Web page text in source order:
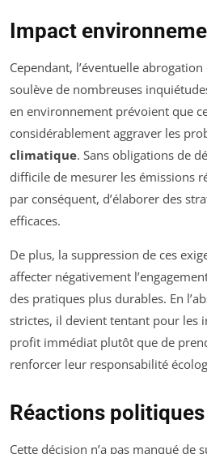
Impact
Cependant, l’éventuelle
soulève de nombreuses
en environnement prévoient que
considérablement aggraver les
climatique. Sans obligations de
difficile de mesurer les émissions
par conséquent, d’élaborer des
efficaces.
De plus, la suppression de ces
affecter négativement
des pratiques plus durables. En
strictes, il devient tentant pour les
profit immédiat plutôt que de
renforcer leur responsabilité
Réactions
Cette décision n’a pas manqué de